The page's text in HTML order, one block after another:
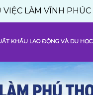
VĨNH PHÚC
KHẨU LAO ĐỘNG VÀ DU HỌC